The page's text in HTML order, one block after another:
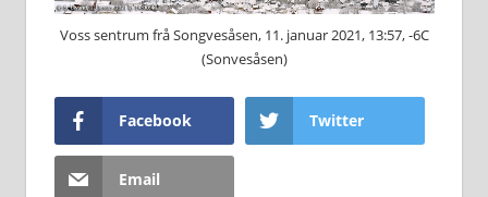
Voss sentrum frå Songvesåsen, 11. januar 2021, 13:57, -6C
(Sonvesåsen)
Facebook Twitter
Email